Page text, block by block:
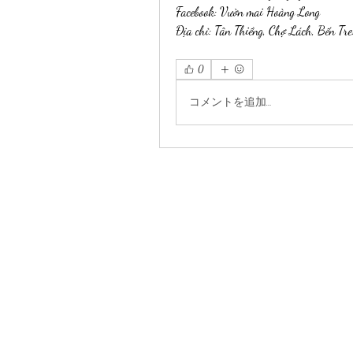
Facebook: Vườn mai Hoàng Long
Địa chỉ: Tân Thiềng, Chợ Lách, Bến Tre.
0
コメントを追加…